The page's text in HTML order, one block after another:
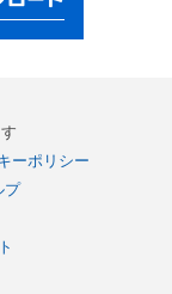
ーポリシー
プ